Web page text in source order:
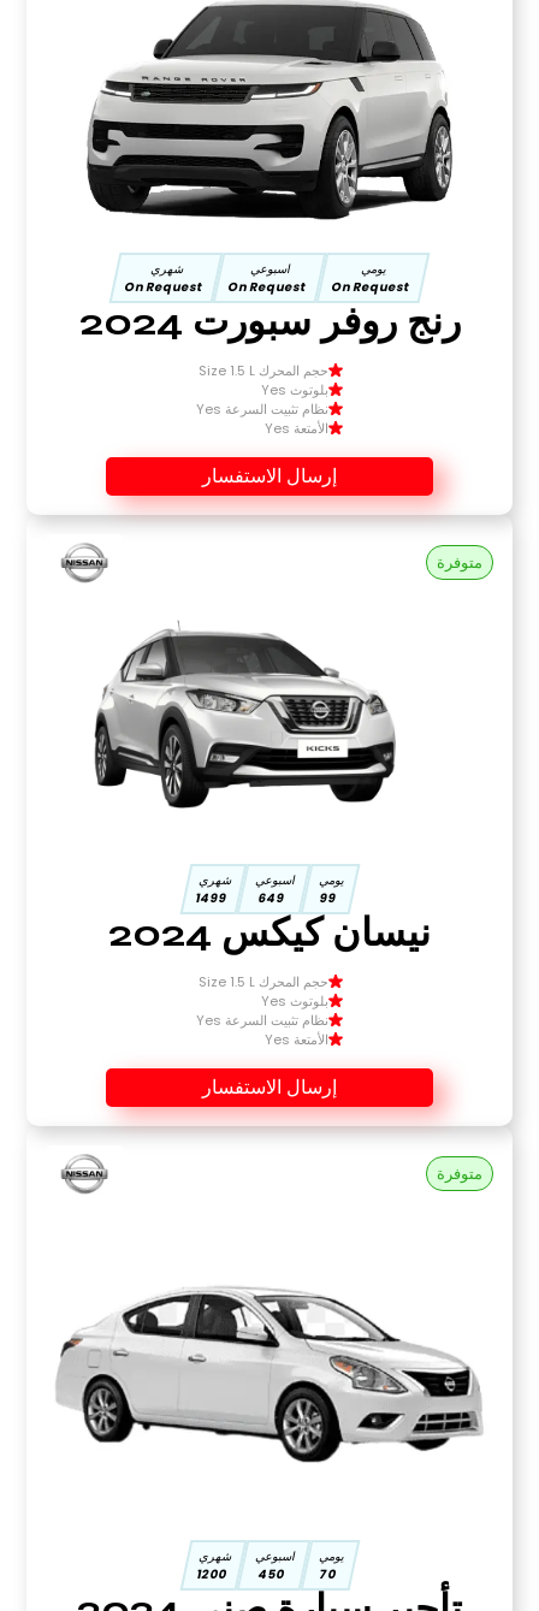
يومي
On Request
اسبوعي
On Request
شهري
On Request
رنج روفر سبورت 2024
حجم المحرك Size 1.5 L
بلوتوث Yes
نظام تثبيت السرعة Yes
الأمتعة Yes
إرسال الاستفسار
متوفرة
يومي
99
اسبوعي
649
شهري
1499
نيسان كيكس 2024
حجم المحرك Size 1.5 L
بلوتوث Yes
نظام تثبيت السرعة Yes
الأمتعة Yes
إرسال الاستفسار
متوفرة
يومي
70
اسبوعي
450
شهري
1200